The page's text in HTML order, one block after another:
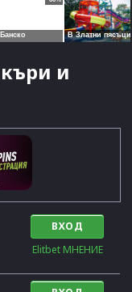
и
ВХОД
Elitbet МНЕНИЕ